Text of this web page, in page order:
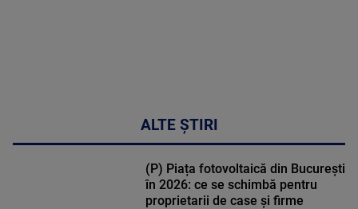
ALTE ȘTIRI
(P) Piața fotovoltaică din București
în 2026: ce se schimbă pentru
proprietarii de case și firme